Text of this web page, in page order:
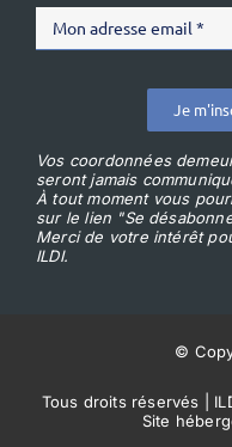
Je
Vos coordonnées
seront jamais
À tout moment vous
sur le lien "Se
Merci de votre intérêt
ILDI.
©
Tous droits réservés |
Site